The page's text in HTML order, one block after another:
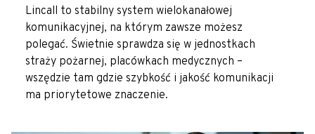
Lincall to stabilny system wielokanałowej
komunikacyjnej, na którym zawsze możesz
polegać. Świetnie sprawdza się w jednostkach
straży pożarnej, placówkach medycznych –
wszędzie tam gdzie szybkość i jakość komunikacji
ma priorytetowe znaczenie.